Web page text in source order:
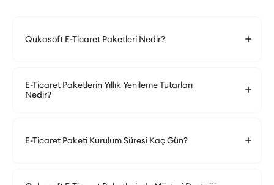
Qukasoft E-Ticaret Paketleri Nedir?
E-Ticaret Paketlerin Yıllık Yenileme Tutarları
Nedir?
E-Ticaret Paketi Kurulum Süresi Kaç Gün?